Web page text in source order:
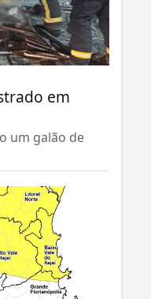
em
um galão de